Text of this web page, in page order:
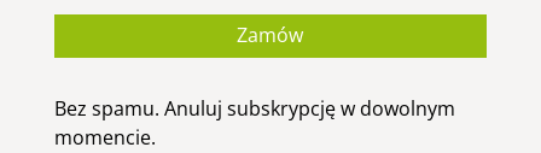
Zamów
Bez spamu. Anuluj subskrypcję w dowolnym
momencie.